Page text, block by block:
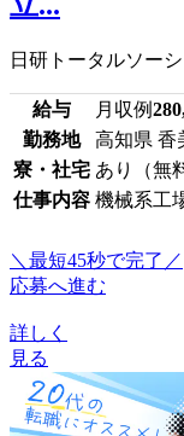
日研トータルソー
給与 月収例
勤務地
高知県 香
寮・社宅 あり（無
仕事内容 機械系工
＼最短45秒で完了／
応募へ進む
詳しく
見る